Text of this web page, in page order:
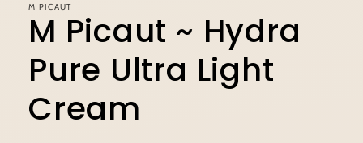
M PICAUT
M Picaut ~ Hydra
Pure Ultra Light
Cream